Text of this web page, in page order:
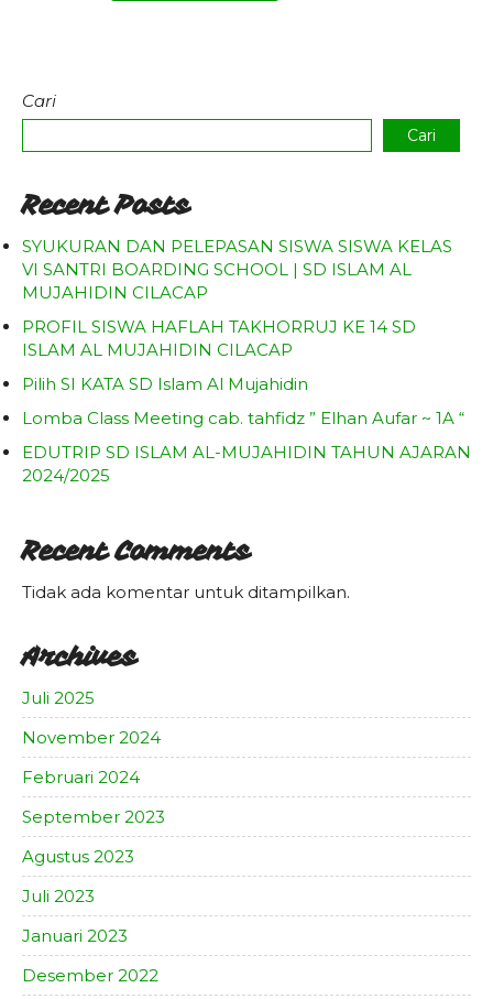
Cari
Cari
Recent Posts
SYUKURAN DAN PELEPASAN SISWA SISWA KELAS
VI SANTRI BOARDING SCHOOL | SD ISLAM AL
MUJAHIDIN CILACAP
PROFIL SISWA HAFLAH TAKHORRUJ KE 14 SD
ISLAM AL MUJAHIDIN CILACAP
Pilih SI KATA SD Islam Al Mujahidin
Lomba Class Meeting cab. tahfidz ” Elhan Aufar ~ 1A “
EDUTRIP SD ISLAM AL-MUJAHIDIN TAHUN AJARAN
2024/2025
Recent Comments
Tidak ada komentar untuk ditampilkan.
Archives
Juli 2025
November 2024
Februari 2024
September 2023
Agustus 2023
Juli 2023
Januari 2023
Desember 2022